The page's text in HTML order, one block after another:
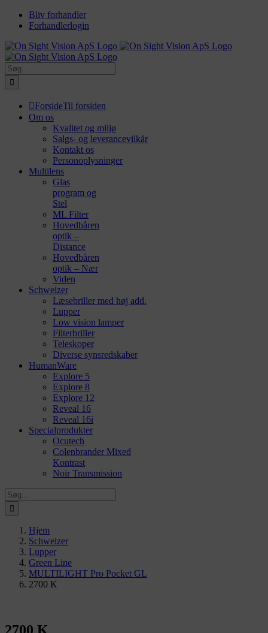
Skip
Bliv forhandler
Forhandlerlogin
Søg
efter:
ForsideTil forsiden
Om os
Kvalitet og miljø
Salgs- og leverancevilkår
Kontakt os
Personoplysninger
Multilens
Glas
program og
Stel
ML Filter
Hovedbåren
optik –
Distance
Hovedbåren
optik – Nær
Viden
Schweizer
Læsebriller med høj add.
Lupper
Low vision lamper
Filterbriller
Teleskoper
Diverse synsredskaber
HumanWare
Explore 5
Explore 8
Explore 12
Reveal 16
Reveal 16i
Specialprodukter
Ocutech
Colenbrander Mixed
Kontrast
Noir Transmission
Søg
efter:
Hjem
Schweizer
Lupper
Green Line
MULTILIGHT Pro Pocket GL
2700 K